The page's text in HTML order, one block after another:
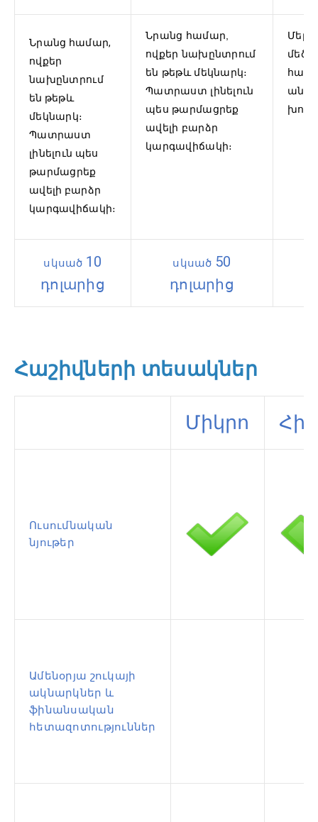
Նրանց համար,
ովքեր
նախընտրում
են թեթև
մեկնարկ։
Պատրաստ
լինելուն պես
թարմացրեք
ավելի բարձր
կարգավիճակի։
Նրանց համար,
ովքեր նախընտրում
են թեթև մեկնարկ։
Պատրաստ լինելուն
պես թարմացրեք
ավելի բարձր
կարգավիճակի։
Մեր
մեծ
սկսած 10
դոլարից
սկսած 50
դոլարից
Հաշիվների տեսակներ
Միկրո
Ուսումնական
նյութեր
Ամենօրյա շուկայի
ակնարկներ և
ֆինանսական
հետազոտություններ